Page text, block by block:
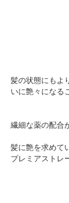
髪の状態にもよ
いに艶々になる
繊細な薬の配合
髪に艶を求めて
プレミアストレ